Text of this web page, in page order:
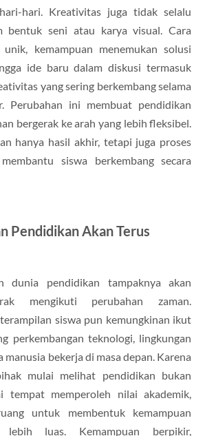
hari. Kreativitas juga tidak selalu
bentuk seni atau karya visual. Cara
kemampuan menemukan solusi
ide baru dalam diskusi termasuk
yang sering berkembang selama
Perubahan ini membuat pendidikan
bergerak ke arah yang lebih fleksibel.
hanya hasil akhir, tetapi juga proses
siswa berkembang secara
Pendidikan Akan Terus
dunia pendidikan tampaknya akan
mengikuti perubahan zaman.
siswa pun kemungkinan ikut
perkembangan teknologi, lingkungan
manusia bekerja di masa depan. Karena
mulai melihat pendidikan bukan
tempat memperoleh nilai akademik,
untuk membentuk kemampuan
luas. Kemampuan berpikir,